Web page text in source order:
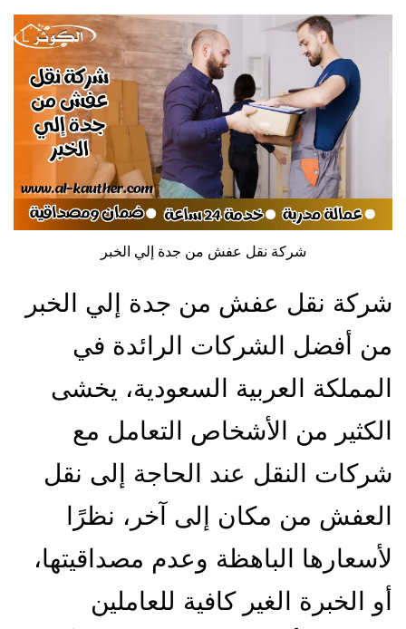
شركة نقل عفش من جدة إلي الخبر
شركة نقل عفش من جدة إلي الخبر
من أفضل الشركات الرائدة في
المملكة العربية السعودية، يخشى
الكثير من الأشخاص التعامل مع
شركات النقل عند الحاجة إلى نقل
العفش من مكان إلى آخر، نظرًا
لأسعارها الباهظة وعدم مصداقيتها،
أو الخبرة الغير كافية للعاملين